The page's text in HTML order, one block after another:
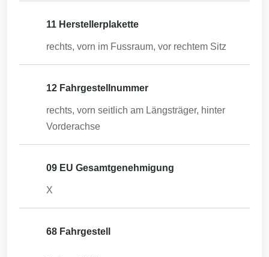
11 Herstellerplakette
rechts, vorn im Fussraum, vor rechtem Sitz
12 Fahrgestellnummer
rechts, vorn seitlich am Längsträger, hinter
Vorderachse
09 EU Gesamtgenehmigung
X
68 Fahrgestell